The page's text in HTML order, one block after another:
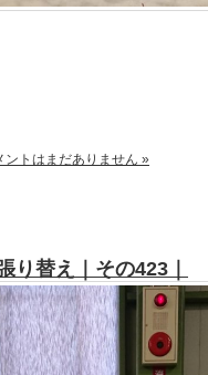
ントはまだありません »
り替え｜その423｜